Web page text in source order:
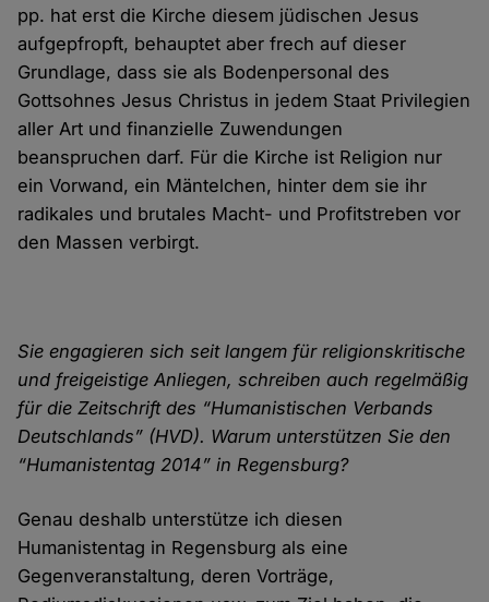
pp. hat erst die Kirche diesem jüdischen Jesus
aufgepfropft, behauptet aber frech auf dieser
Grundlage, dass sie als Bodenpersonal des
Gottsohnes Jesus Christus in jedem Staat Privilegien
aller Art und finanzielle Zuwendungen
beanspruchen darf. Für die Kirche ist Religion nur
ein Vorwand, ein Mäntelchen, hinter dem sie ihr
radikales und brutales Macht- und Profitstreben vor
den Massen verbirgt.
Sie engagieren sich seit langem für religionskritische
und freigeistige Anliegen, schreiben auch regelmäßig
für die Zeitschrift des “Humanistischen Verbands
Deutschlands” (HVD). Warum unterstützen Sie den
“Humanistentag 2014” in Regensburg?
Genau deshalb unterstütze ich diesen
Humanistentag in Regensburg als eine
Gegenveranstaltung, deren Vorträge,